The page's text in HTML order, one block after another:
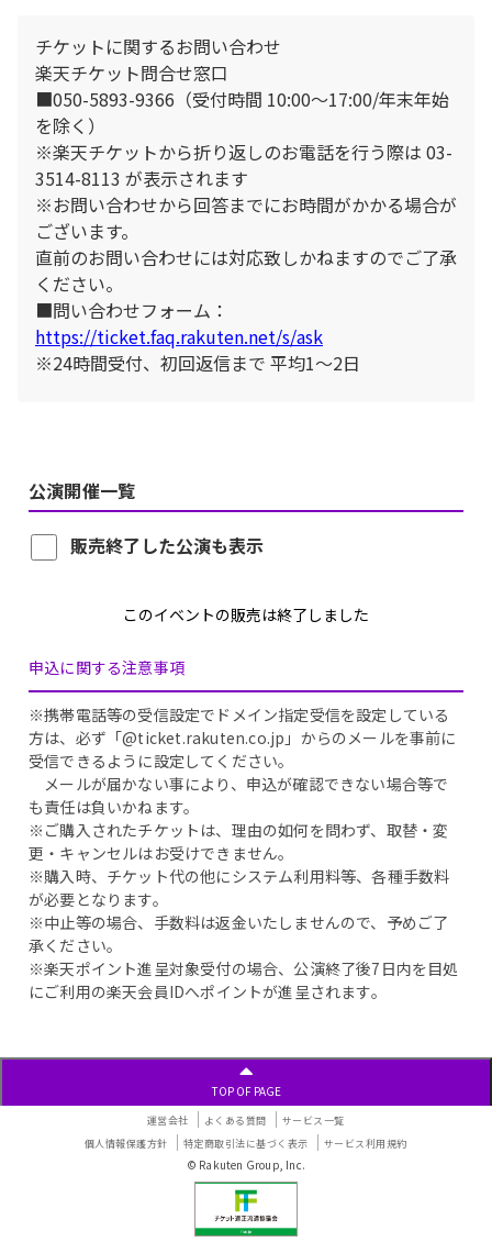
チケットに関するお問い合わせ
楽天チケット問合せ窓口
■050-5893-9366（受付時間 10:00〜17:00/年末年始
を除く）
※楽天チケットから折り返しのお電話を行う際は 03-
3514-8113 が表示されます
※お問い合わせから回答までにお時間がかかる場合が
ございます。
直前のお問い合わせには対応致しかねますのでご了承
ください。
■問い合わせフォーム：
https://ticket.faq.rakuten.net/s/ask
※24時間受付、初回返信まで 平均1〜2日
販売終了した公演も表示
公演開催一覧
このイベントの販売は終了しました
申込に関する注意事項
※携帯電話等の受信設定でドメイン指定受信を設定している
方は、必ず「@ticket.rakuten.co.jp」からのメールを事前に
受信できるように設定してください。
メールが届かない事により、申込が確認できない場合等で
も責任は負いかねます。
※ご購入されたチケットは、理由の如何を問わず、取替・変
更・キャンセルはお受けできません。
※購入時、チケット代の他にシステム利用料等、各種手数料
が必要となります。
※中止等の場合、手数料は返金いたしませんので、予めご了
承ください。
※楽天ポイント進呈対象受付の場合、公演終了後7日内を目処
にご利用の楽天会員IDへポイントが進呈されます。
TOP OF PAGE
運営会社 よくある質問
サービス一覧
個人情報保護方針
特定商取引法に基づく表示 サービス利用規約
© Rakuten Group, Inc.